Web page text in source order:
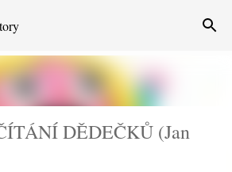
na hlavní obsah
DĚDEČKŮ (Jan